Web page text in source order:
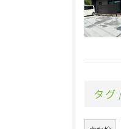
タグ